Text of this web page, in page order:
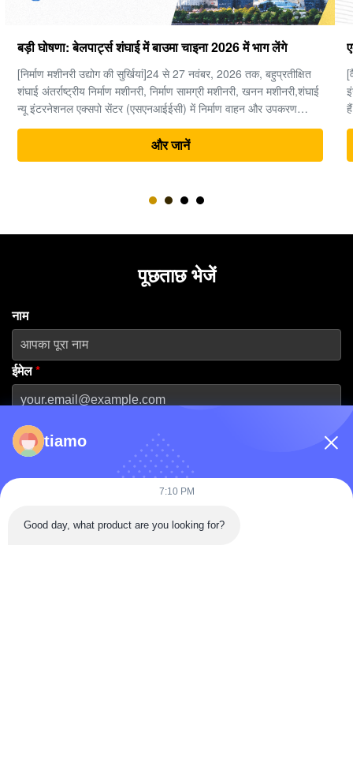
एक अच्छी फ़ाइनल ड्राइव कैसे चुनें?
[वैश्विक निर्माण मशीनरी उद्योग अवलोकन] भारी मशीनरी और अर्थमूविंग
इंजीनियरिंग के क्षेत्र में, समय पैसा है, और उत्खननकर्ता पूरी परियोजना का "दिल"
हैं। एक उत्खननकर्ता की जटिल विद्युत प्रणाली के भीतर, अंतिम ड्राइव (ट्रैवल
मोटर और रेड्यूसर असेंबली) उच्च दबाव वाली हाइड्रोलिक ऊर्जा को यांत्रिक
और जानें
पूछताछ भेजें
नाम
ईमेल*
फ़ोन नंबर
कंपनी का नाम
tiamo
7:10 PM
Good day, what product are you looking for?